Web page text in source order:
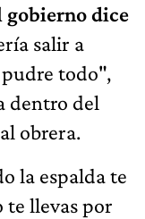
gobierno dice
salir a
pudre todo",
dentro del
obrera.
la espalda te
te llevas por